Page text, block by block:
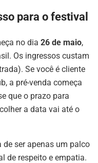
para o festival
no dia 26 de maio,
Os ingressos custam
Se você é cliente
a pré-venda começa
que o prazo para
a data vai até o
de ser apenas um palco
de respeito e empatia.